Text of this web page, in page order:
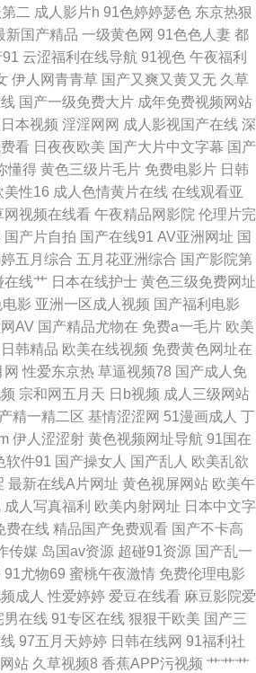
午夜97av国产影院 91色色网址 国产福利91av
产日日夜夜艹 婷婷五月天资源站 91美女免费视
94 91韩国黄色网页 成人极品色色 男人男人AV
在线 亚欧美色图80p 91原创视频在线 黄色网址
片厂 久久中文 影音先锋中文字幕2 东京热麻豆
费小视频在线观看 后入巨乳 丝袜后入骑无套AV
福利姬网站 欧美久久呦网站 日韩无码A片免费
网站 草逼国产 91高清免费观看在线 丁香五月激
日本啊v免费高清网站 91国产制服 豆花91熟女
址 精品丰满熟妇人妻一区 先锋影音少女资源 91
91密桃视频拍拍拍 九九国产热 91日韩电影强奸
美福利 先锋影音av成人电影 极品精品桃花在线
视频123区 91小巨 五月丁香淫淫网 91淫库 香
共享 东京热家庭伦理片 91rb热爆在线观看 91精
官网 波多野结衣先锋影音 欧美a在 91免费蜜桃
二 成人影片h 91色婷婷瑟色 东京热狠
新国产精品 一级黄色网 91色色人妻 都
云涩福利在线导航 91视色 午夜福利
伊人网青青草 国产又爽又黄又无 久草
国产一级免费大片 成年免费视频网站
本视频 淫淫网网 成人影视国产在线 深
看 日夜夜欧美 国产大片中文字幕 国产
懂得 黄色三级片毛片 免费电影片 日韩
美性16 成人色情黄片在线 在线观看亚
网视频在线看 午夜精品网影院 伦理片完
国产片自拍 国产在线91 AV亚洲网址 国
五月综合 五月花亚洲综合 国产影院第
在线艹 日本在线护士 黄色三级免费网址
影 亚洲一区成人视频 国产福利电影
AV 国产精品尤物在 免费a一毛片 欧美
韩精品 欧美在线视频 免费黄色网址在
性爱东京热 草逼视频78 国产成人免
宗和网五月天 日b视频 成人三级网站
精一精二区 基情涩涩网 51漫画成人 丁
伊人涩涩射 黄色视频网址导航 91国在
软件91 国产操女人 国产乱人 欧美乱欲
最新在线A片网址 黄色视屏网站 欧美午
成人写真福利 欧美内射网址 日本中文字
费在线 精品国产免费观看 国产不卡高
传媒 岛国av资源 超碰91资源 国产乱一
91尤物69 蜜桃午夜激情 免费伦理电影
成人 性爱婷婷 爱豆在线看 麻豆影院爱
男在线 91专区在线 狠狠干欧美 国产三
97五月天婷婷 日韩在线网 91福利社
站 久草视频8 香蕉APP污视频 艹艹艹